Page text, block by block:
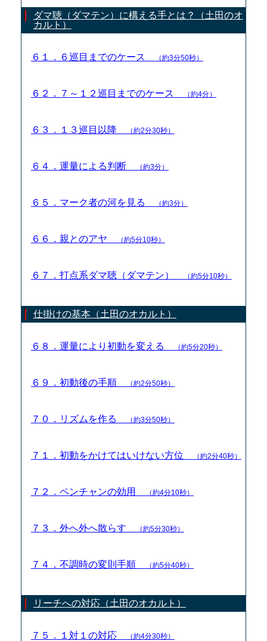
ダマ聴（ダマテン）に構える手とは？（土田のオ
カルト）
６１．６巡目までのケース （約3分50秒）
６２．７～１２巡目までのケース （約4分）
６３．１３巡目以降 （約2分30秒）
６４．運量による判断 （約3分）
６５．マーク者の河を見る （約3分）
６６．親とのアヤ （約5分10秒）
６７．打点系ダマ聴（ダマテン） （約5分10秒）
仕掛けの基本（土田のオカルト）
６８．運量により初動を変える （約5分20秒）
６９．初動後の手順 （約2分50秒）
７０．リズムを作る （約3分50秒）
７１．初動をかけてはいけない方位 （約2分40秒）
７２．ペンチャンの効用 （約4分10秒）
７３．外へ外へ散らす （約5分30秒）
７４．不調時の変則手順 （約5分40秒）
リーチへの対応（土田のオカルト）
７５．１対１の対応 （約4分30秒）